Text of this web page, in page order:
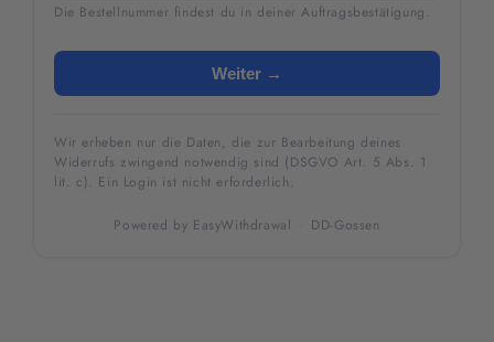
Die Bestellnummer findest du in deiner Auftragsbestätigung.
Weiter →
Wir erheben nur die Daten, die zur Bearbeitung deines
Widerrufs zwingend notwendig sind (DSGVO Art. 5 Abs. 1
lit. c). Ein Login ist nicht erforderlich.
Powered by EasyWithdrawal DD-Gossen